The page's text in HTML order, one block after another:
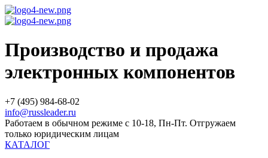
Производство и продажа
электронных компонентов
+7 (495) 984-68-02
info@russleader.ru
Работаем в обычном режиме с 10-18, Пн-Пт. Отгружаем
только юридическим лицам
КАТАЛОГ